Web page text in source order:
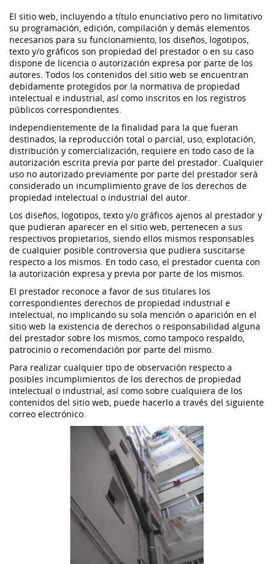
El sitio web, incluyendo a título enunciativo pero no limitativo
su programación, edición, compilación y demás elementos
necesarios para su funcionamiento, los diseños, logotipos,
texto y/o gráficos son propiedad del prestador o en su caso
dispone de licencia o autorización expresa por parte de los
autores. Todos los contenidos del sitio web se encuentran
debidamente protegidos por la normativa de propiedad
intelectual e industrial, así como inscritos en los registros
públicos correspondientes.
Independientemente de la finalidad para la que fueran
destinados, la reproducción total o parcial, uso, explotación,
distribución y comercialización, requiere en todo caso de la
autorización escrita previa por parte del prestador. Cualquier
uso no autorizado previamente por parte del prestador será
considerado un incumplimiento grave de los derechos de
propiedad intelectual o industrial del autor.
Los diseños, logotipos, texto y/o gráficos ajenos al prestador y
que pudieran aparecer en el sitio web, pertenecen a sus
respectivos propietarios, siendo ellos mismos responsables
de cualquier posible controversia que pudiera suscitarse
respecto a los mismos. En todo caso, el prestador cuenta con
la autorización expresa y previa por parte de los mismos.
El prestador reconoce a favor de sus titulares los
correspondientes derechos de propiedad industrial e
intelectual, no implicando su sola mención o aparición en el
sitio web la existencia de derechos o responsabilidad alguna
del prestador sobre los mismos, como tampoco respaldo,
patrocinio o recomendación por parte del mismo.
Para realizar cualquier tipo de observación respecto a
posibles incumplimientos de los derechos de propiedad
intelectual o industrial, así como sobre cualquiera de los
contenidos del sitio web, puede hacerlo a través del siguiente
correo electrónico.